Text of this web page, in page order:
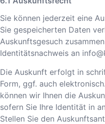
Sie können jederzeit eine
Sie gespeicherten Daten
Auskunftsgesuch
Identitätsnachweis an
Die Auskunft erfolgt in
Form, ggf. auch
können wir Ihnen die
sofern Sie Ihre Identität in
Stellen Sie den